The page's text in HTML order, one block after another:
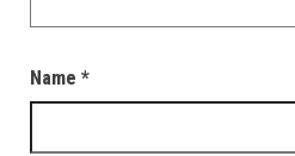
Name *